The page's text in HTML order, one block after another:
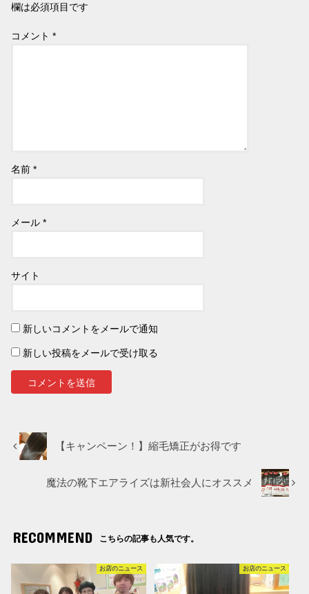
欄は必須項目です
コメント*
名前*
メール*
サイト
新しいコメントをメールで通知
新しい投稿をメールで受け取る
【キャンペーン！】縮毛矯正がお得です
魔法の靴下エアライズは新社会人にオススメ
RECOMMEND こちらの記事も人気です。
お店のニュース お店のニュース